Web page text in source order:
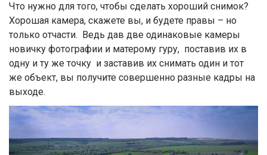
Что нужно для того, чтобы сделать хороший снимок?
Хорошая камера, скажете вы, и будете правы – но
только отчасти. Ведь дав две одинаковые камеры
новичку фотографии и матерому гуру, поставив их в
одну и ту же точку и заставив их снимать один и тот
же объект, вы получите совершенно разные кадры на
выходе.